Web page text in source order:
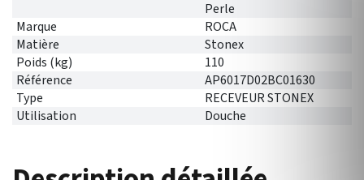
Perle
Marque
ROCA
Matière
Stonex
Poids (kg)
110
Référence
AP6017D02BC01630
Type
RECEVEUR STONEX
Utilisation
Douche